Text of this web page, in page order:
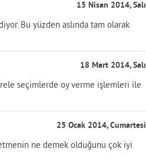
15 Nisan 2014, Salı
Bu yüzden aslında tam olarak
18 Mart 2014, Salı
seçimlerde oy verme işlemleri ile
25 Ocak 2014, Cumartesi
ne demek olduğunu çok iyi